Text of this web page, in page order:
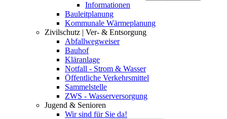
Informationen
Bauleitplanung
Kommunale Wärmeplanung
Zivilschutz | Ver- & Entsorgung
Abfallwegweiser
Bauhof
Kläranlage
Notfall - Strom & Wasser
Öffentliche Verkehrsmittel
Sammelstelle
ZWS - Wasserversorgung
Jugend & Senioren
Wir sind für Sie da!